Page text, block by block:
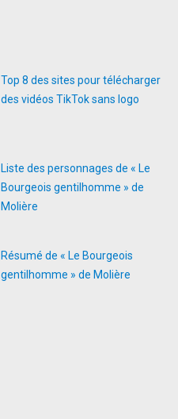
Top 8 des sites pour télécharger
des vidéos TikTok sans logo
Liste des personnages de « Le
Bourgeois gentilhomme » de
Molière
Résumé de « Le Bourgeois
gentilhomme » de Molière